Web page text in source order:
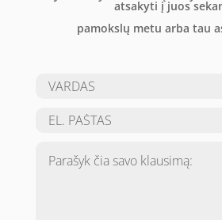
atsakyti į juos
pamokslų metu arba tau